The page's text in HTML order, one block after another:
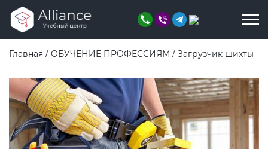
Главная / ОБУЧЕНИЕ ПРОФЕССИЯМ / Загрузчик шихты